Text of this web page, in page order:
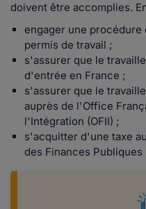
doivent être accomplies.
engager une
permis de travail ;
s'assurer que le
d'entrée en France ;
s'assurer que le
auprès de l'Office
l'Intégration (OFII) ;
s'acquitter d'une taxe
des Finances Publiques